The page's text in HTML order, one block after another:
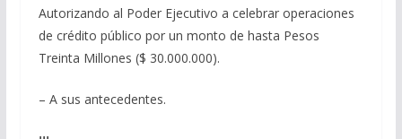
Autorizando al Poder Ejecutivo a celebrar operaciones
de crédito público por un monto de hasta Pesos
Treinta Millones ($ 30.000.000).
– A sus antecedentes.